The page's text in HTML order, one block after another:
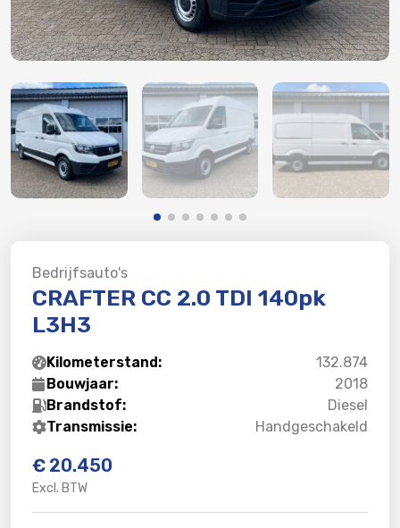
Bedrijfsauto's
CRAFTER CC 2.0 TDI 140pk
L3H3
Kilometerstand:
132.874
Bouwjaar:
2018
Brandstof:
Diesel
Transmissie:
Handgeschakeld
€ 20.450
Excl. BTW